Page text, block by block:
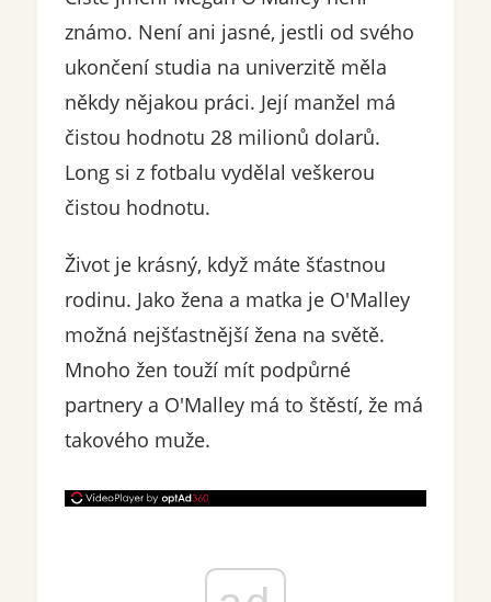
známo. Není ani jasné, jestli od svého
ukončení studia na univerzitě měla
někdy nějakou práci. Její manžel má
čistou hodnotu 28 milionů dolarů.
Long si z fotbalu vydělal veškerou
čistou hodnotu.
Život je krásný, když máte šťastnou
rodinu. Jako žena a matka je O'Malley
možná nejšťastnější žena na světě.
Mnoho žen touží mít podpůrné
partnery a O'Malley má to štěstí, že má
takového muže.